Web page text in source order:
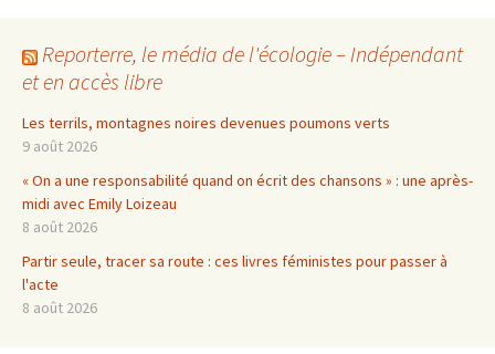
Reporterre, le média de l'écologie – Indépendant
et en accès libre
Les terrils, montagnes noires devenues poumons verts
9 août 2026
« On a une responsabilité quand on écrit des chansons » : une après-
midi avec Emily Loizeau
8 août 2026
Partir seule, tracer sa route : ces livres féministes pour passer à
l'acte
8 août 2026